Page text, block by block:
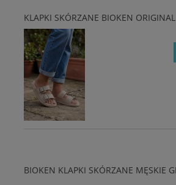
KLAPKI SKÓRZANE BIOKEN
BIOKEN KLAPKI SKÓRZANE MĘSKIE